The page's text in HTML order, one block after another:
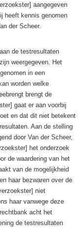
aangegeven
heeft kennis genomen
der Scheer.
de testresultaten
weergegeven. Het
in een
worden welke
brengt de
gaat er aan voorbij
en dat dit niet betekent
Aan de stelling
door Van der Scheer,
het onderzoek
de waardering van het
van de mogelijkheid
haar bezwaren over de
niet
haar vanwege deze
acht het
de testresultaten